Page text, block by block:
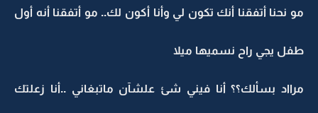
مو نحنا أتفقنا أنك تكون لي وأنا أكون لك.. مو أتفقنا أنه أول
طفل يجي راح نسميها ميلا
مرااد بسألك؟؟ أنا فيني شئ علشآن ماتبغاني ..أنا زعلتك